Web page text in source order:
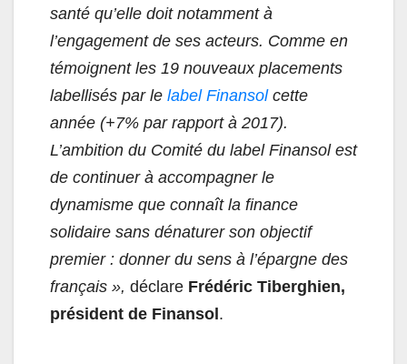
santé qu’elle doit notamment à
l’engagement de ses acteurs. Comme en
témoignent les 19 nouveaux placements
labellisés par le label Finansolcette
année (+7% par rapport à 2017).
L’ambition du Comité du label Finansol est
de continuer à accompagner le
dynamisme que connaît la finance
solidaire sans dénaturer son objectif
premier : donner du sens à l’épargne des
français », déclare Frédéric Tiberghien,
président de Finansol .